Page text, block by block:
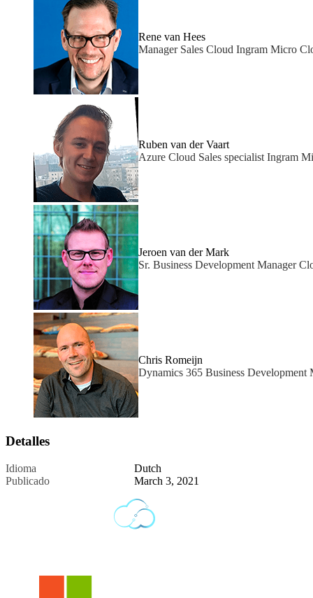
Rene van Hees
Manager Sales Cloud Ingram Micro
Ruben van der Vaart
Azure Cloud Sales specialist Ingram
Jeroen van der Mark
Sr. Business Development Manager
Chris Romeijn
Dynamics 365 Business
Detalles
Idioma
Dutch
Publicado
March 3, 2021